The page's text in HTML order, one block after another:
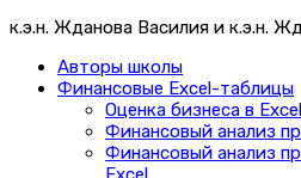
к.э.н. Жданова Василия и к.э.н.
Авторы школы
Финансовые Excel-таблицы
Оценка бизнеса в Excel
Финансовый анализ
Финансовый анализ